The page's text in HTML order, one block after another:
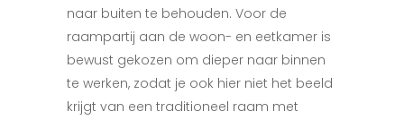
naar buiten te behouden. Voor de
raampartij aan de woon- en eetkamer is
bewust gekozen om dieper naar binnen
te werken, zodat je ook hier niet het beeld
krijgt van een traditioneel raam met